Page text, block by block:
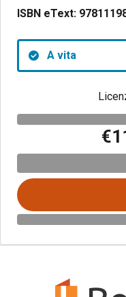
ISBN eText:
A vita